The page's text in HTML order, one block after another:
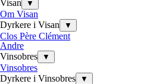
Visan ▼
Om Visan
Dyrkere i Visan
▼
Clos Père Clément
Andre
Vinsobres
▼
Vinsobres
Dyrkere i Vinsobres
▼